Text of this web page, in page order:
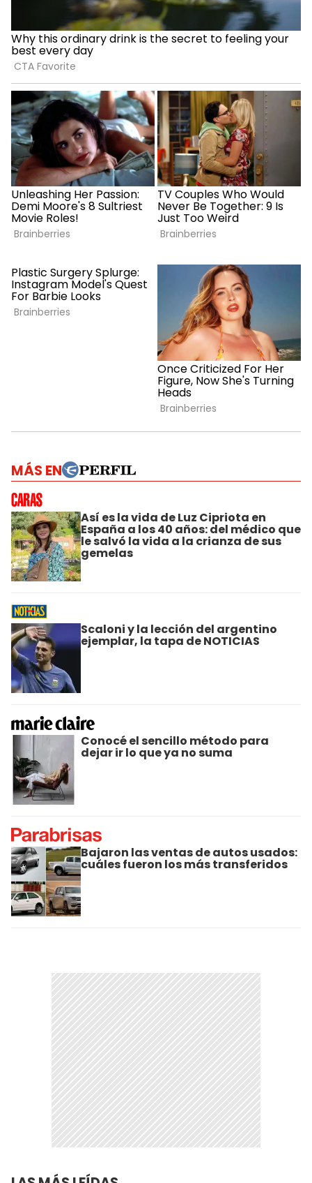
MÁS EN
Así es la vida de Luz Cipriota en
España a los 40 años: del médico que
le salvó la vida a la crianza de sus
gemelas
Scaloni y la lección del argentino
ejemplar, la tapa de NOTICIAS
Conocé el sencillo método para
dejar ir lo que ya no suma
Bajaron las ventas de autos usados:
cuáles fueron los más transferidos